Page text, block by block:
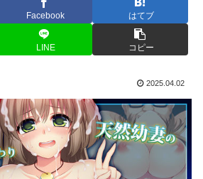
Facebook はてブ
LINE コピー
2025.04.02